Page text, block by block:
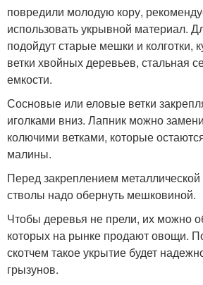
повредили молодую кору,
использовать укрывной материал.
подойдут старые мешки и колготки,
ветки хвойных деревьев, стальная
емкости.
Сосновые или еловые ветки
иголками вниз. Лапник можно
колючими ветками, которые
малины.
Перед закреплением металлической
стволы надо обернуть мешковиной.
Чтобы деревья не прели, их можно
которых на рынке продают овощи.
скотчем такое укрытие будет
грызунов.